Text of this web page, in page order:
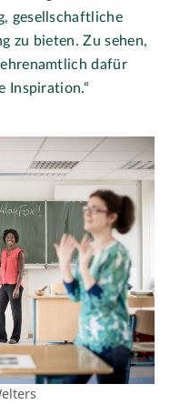
gesellschaftliche
zu bieten. Zu sehen,
dafür
Inspiration.“